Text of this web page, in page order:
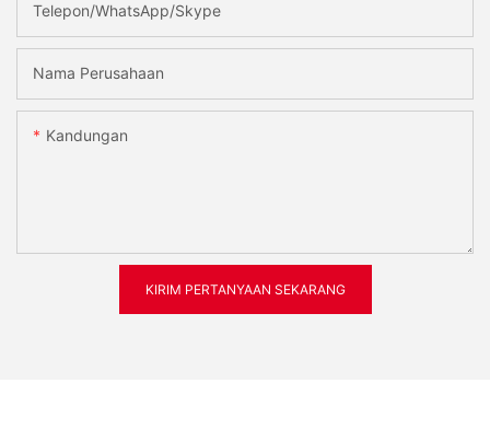
Telepon/WhatsApp/Skype
Nama Perusahaan
Kandungan
KIRIM PERTANYAAN SEKARANG